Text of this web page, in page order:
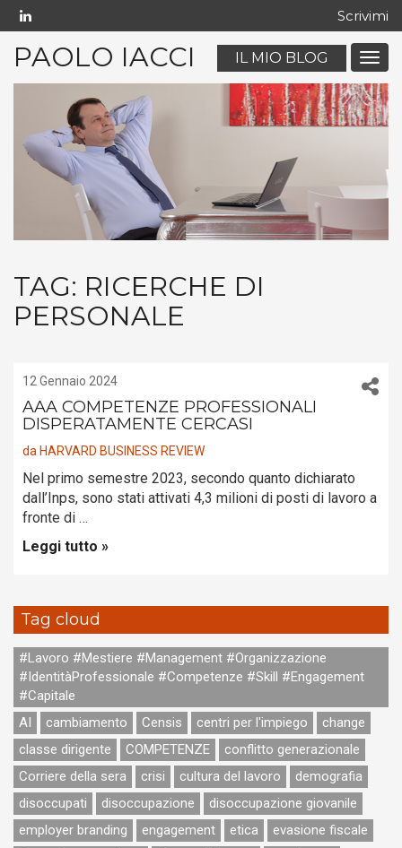
Scrivimi
Menu
PAOLO IACCI IL MIO BLOG
TAG: RICERCHE DI
PERSONALE
12 Gennaio 2024
AAA COMPETENZE PROFESSIONALI
DISPERATAMENTE CERCASI
da HARVARD BUSINESS REVIEW
Nel primo semestre 2023, secondo quanto dichiarato
dall’Inps, sono stati attivati 4,3 milioni di posti di lavoro a
fronte di …
Leggi tutto »
Tag cloud
#Lavoro #Mestiere #Management #Organizzazione
#IdentitàProfessionale #Competenze #Skill #Engagement
#Capitale
AI
cambiamento Censis centri per l'impiego
change
classe dirigente
COMPETENZE
conflitto generazionale
Corriere della sera
crisi cultura del lavoro
demografia
disoccupati
disoccupazione
disoccupazione giovanile
employer branding
engagement etica
evasione fiscale